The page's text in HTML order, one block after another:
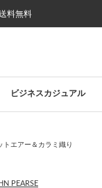
料無料
ビジネスカジュアル
トエアー＆カラミ織り
PEARSE